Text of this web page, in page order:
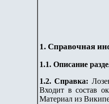
1. Справочная
1.1. Описание
1.2. Справка:
Входит в состав
Материал из